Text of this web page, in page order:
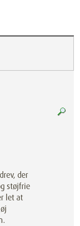
der
støjfrie
let at